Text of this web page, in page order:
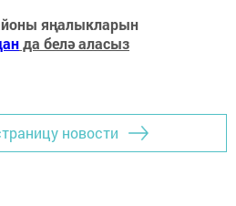
яңалыкларын
да белә аласыз
новости